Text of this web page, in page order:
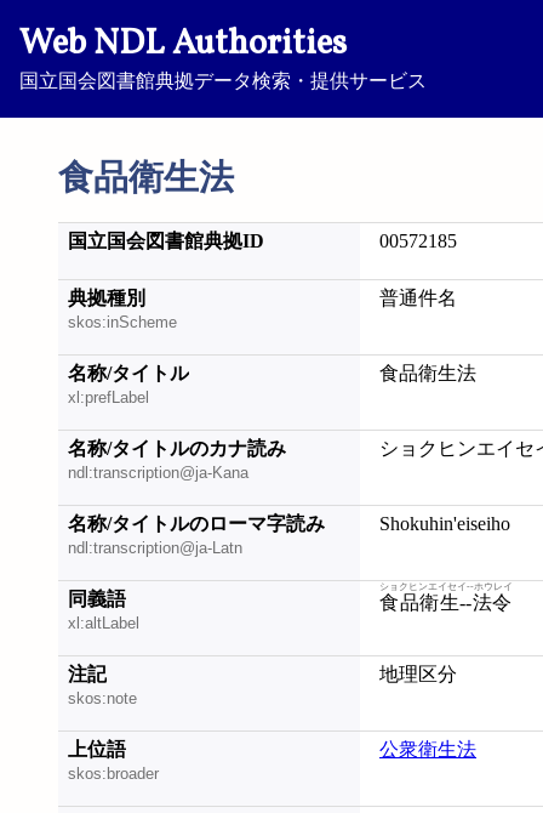
Web NDL Authorities
国立国会図書館典拠データ検索・提供サービス
食品衛生法
国立国会図書館典拠ID 00572185
典拠種別
skos:inScheme
普通件名
名称/タイトル
xl:prefLabel
食品衛生法
名称/タイトルのカナ読み
ndl:transcription@ja-Kana
ショクヒンエイセ
名称/タイトルのローマ字読み
ndl:transcription@ja-Latn
Shokuhin'eiseiho
同義語
xl:altLabel
食品衛生--法令
ショクヒンエイセイ--ホウレイ
注記
skos:note
地理区分
上位語
skos:broader
公衆衛生法